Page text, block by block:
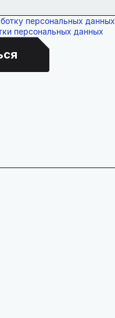
персональных данных
персональных данных